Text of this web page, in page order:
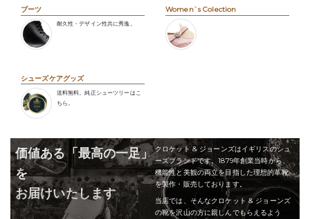
ブーツ
耐久性・デザイン性共に秀逸。
Women`s Colection
シューズケアグッズ
送料無料。純正シューツリーはこ
ちら。
価値ある「最高の一足」
を
お届けいたします
クロケット & ジョーンズはイギリスのシュ
ーズブランドです。1879年創業当時から、
機能性と美観の両立を目指した理想的革靴
を製作・販売しております。
当店では、そんなクロケット & ジョーンズ
の靴を沢山の方に親しんでもらえるよう